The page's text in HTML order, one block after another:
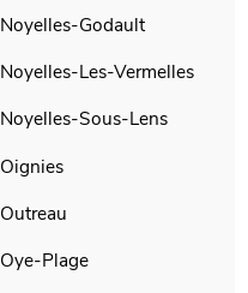
Noyelles-Godault
Noyelles-Les-Vermelles
Noyelles-Sous-Lens
Oignies
Outreau
Oye-Plage